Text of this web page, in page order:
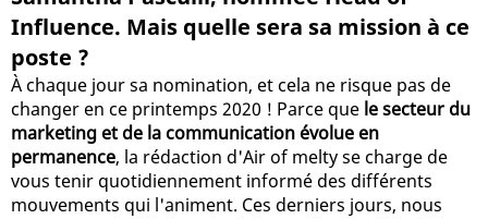
Influence. Mais quelle sera sa mission à ce
poste ?
À chaque jour sa nomination, et cela ne risque pas de
changer en ce printemps 2020 ! Parce que le secteur du
marketing et de la communication évolue en
permanence, la rédaction d'Air of melty se charge de
vous tenir quotidiennement informé des différents
mouvements qui l'animent. Ces derniers jours, nous